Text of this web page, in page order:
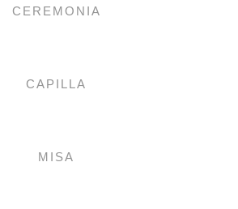
CEREMONIA
CAPILLA
MISA